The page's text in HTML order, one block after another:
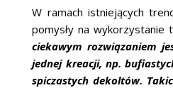
W ramach istniejących
pomysły na wykorzystanie
ciekawym rozwiązaniem
jednej kreacji, np.
spiczastych dekoltów.